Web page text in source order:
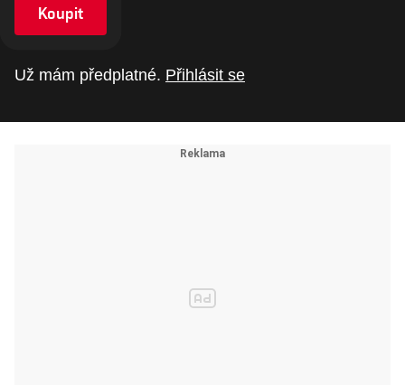
Koupit
Už mám předplatné. Přihlásit se